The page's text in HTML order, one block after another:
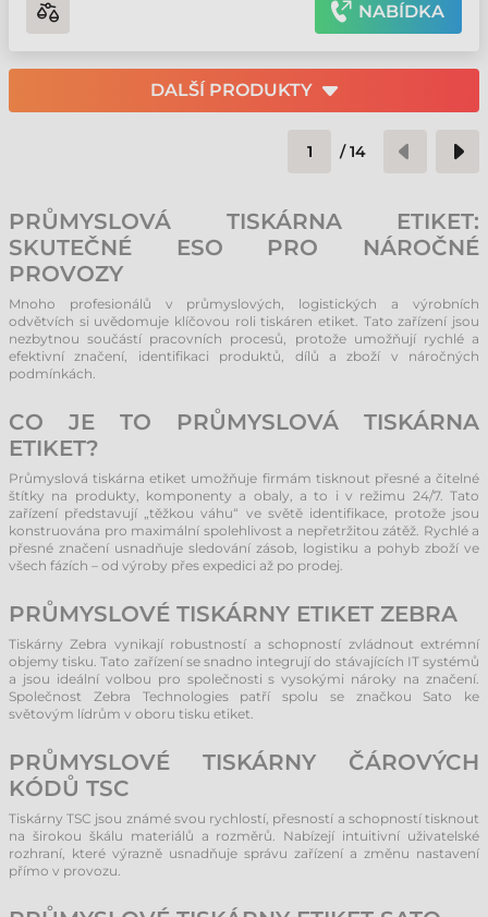
NABÍDKA
DALŠÍ PRODUKTY
/14
PRŮMYSLOVÁ TISKÁRNA ETIKET:
SKUTEČNÉ ESO PRO NÁROČNÉ
PROVOZY
Mnoho profesionálů v průmyslových, logistických a výrobních
odvětvích si uvědomuje klíčovou roli tiskáren etiket. Tato zařízení jsou
nezbytnou součástí pracovních procesů, protože umožňují rychlé a
efektivní značení, identifikaci produktů, dílů a zboží v náročných
podmínkách.
CO JE TO PRŮMYSLOVÁ TISKÁRNA
ETIKET?
Průmyslová tiskárna etiket umožňuje firmám tisknout přesné a čitelné
štítky na produkty, komponenty a obaly, a to i v režimu 24/7. Tato
zařízení představují „těžkou váhu“ ve světě identifikace, protože jsou
konstruována pro maximální spolehlivost a nepřetržitou zátěž. Rychlé a
přesné značení usnadňuje sledování zásob, logistiku a pohyb zboží ve
všech fázích – od výroby přes expedici až po prodej.
PRŮMYSLOVÉ TISKÁRNY ETIKET ZEBRA
Tiskárny Zebra vynikají robustností a schopností zvládnout extrémní
objemy tisku. Tato zařízení se snadno integrují do stávajících IT systémů
a jsou ideální volbou pro společnosti s vysokými nároky na značení.
Společnost Zebra Technologies patří spolu se značkou Sato ke
světovým lídrům v oboru tisku etiket.
PRŮMYSLOVÉ TISKÁRNY ČÁROVÝCH
KÓDŮ TSC
Tiskárny TSC jsou známé svou rychlostí, přesností a schopností tisknout
na širokou škálu materiálů a rozměrů. Nabízejí intuitivní uživatelské
rozhraní, které výrazně usnadňuje správu zařízení a změnu nastavení
přímo v provozu.